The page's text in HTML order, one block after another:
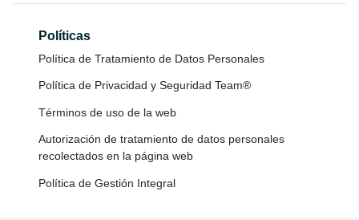
Políticas
Política de Tratamiento de Datos Personales
Política de Privacidad y Seguridad Team®
Términos de uso de la web
Autorización de tratamiento de datos personales
recolectados en la página web
Política de Gestión Integral